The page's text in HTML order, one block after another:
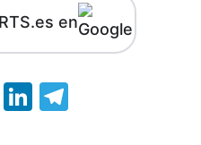
en
CopyLinkedIn